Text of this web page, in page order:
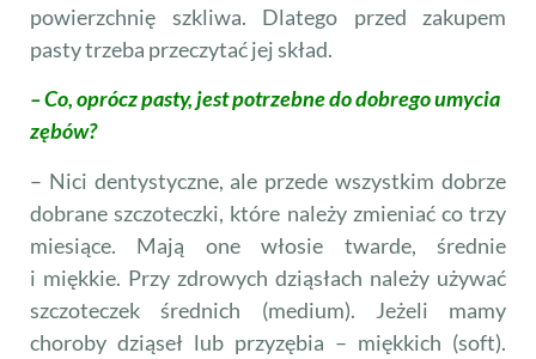
powierzchnię szkliwa. Dlatego przed zakupem
pasty trzeba przeczytać jej skład.
– Co, oprócz pasty, jest potrzebne do dobrego umycia
zębów?
– Nici dentystyczne, ale przede wszystkim dobrze
do­brane szczoteczki, które należy zmieniać co trzy
miesiące. Mają one włosie twarde, średnie
i miękkie. Przy zdrowych dziąsłach należy używać
szczoteczek średnich (medium). Jeżeli mamy
choroby dziąseł lub przyzębia – miękkich (soft).